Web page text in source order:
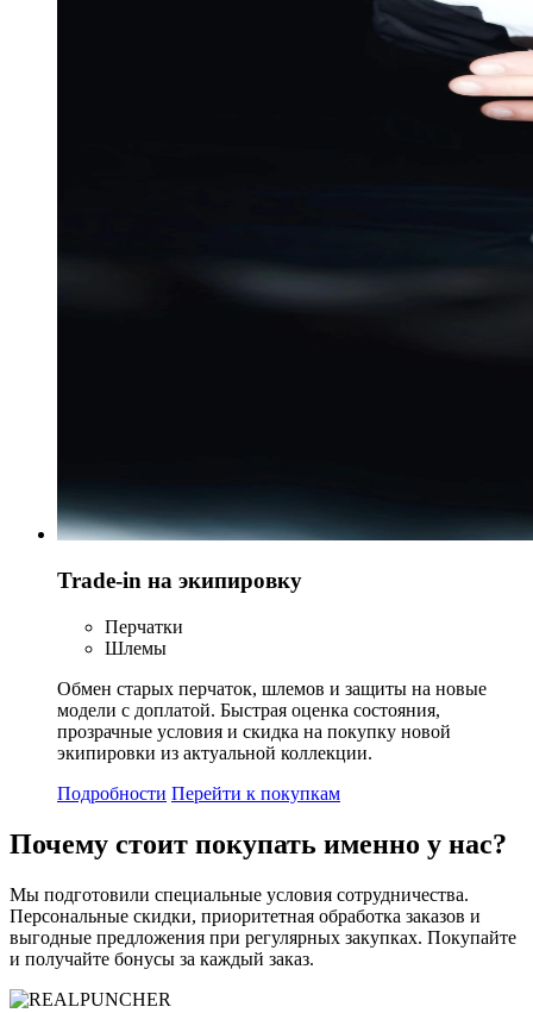
Trade-in на экипировку
Перчатки
Шлемы
Обмен старых перчаток, шлемов и защиты на новые
модели с доплатой. Быстрая оценка состояния,
прозрачные условия и скидка на покупку новой
экипировки из актуальной коллекции.
Подробности Перейти к покупкам
Почему стоит покупать именно у нас?
Мы подготовили специальные условия сотрудничества.
Персональные скидки, приоритетная обработка заказов и
выгодные предложения при регулярных закупках. Покупайте
и получайте бонусы за каждый заказ.